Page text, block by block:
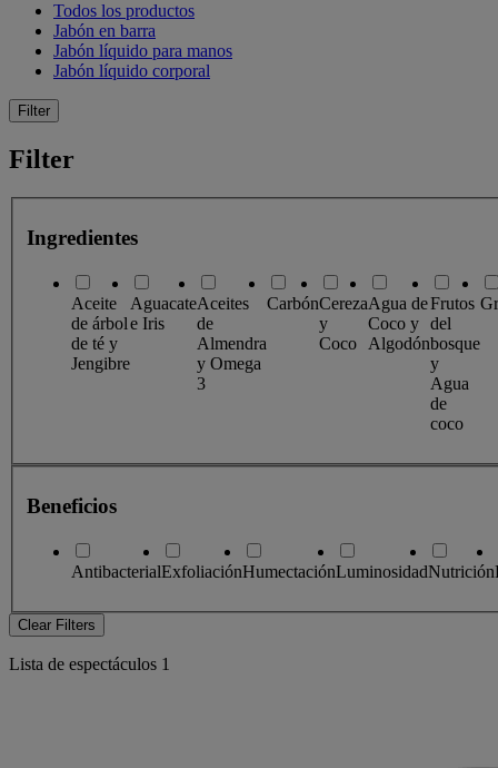
Todos los productos
Jabón en barra
Jabón líquido para manos
Jabón líquido corporal
Filter
Filter
Ingredientes
Aceite
de árbol
de té y
Jengibre
Aguacate
e Iris
Aceites
de
Almendra
y Omega
3
CarbónCereza
y
Coco
Agua de
Coco y
Algodón
Frutos
del
bosque
y
Agua
de
coco
Beneficios
AntibacterialExfoliaciónHumectaciónLuminosidadNutrición
Clear Filters
Lista de espectáculos 1